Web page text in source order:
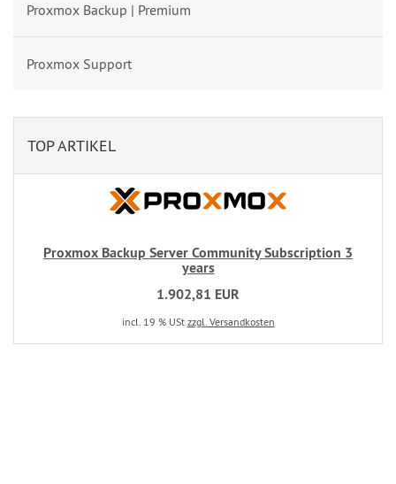
Proxmox Backup | Premium
Proxmox Support
TOP ARTIKEL
Proxmox Backup Server Community Subscription 3
years
1.902,81 EUR
incl. 19 % USt zzgl. Versandkosten